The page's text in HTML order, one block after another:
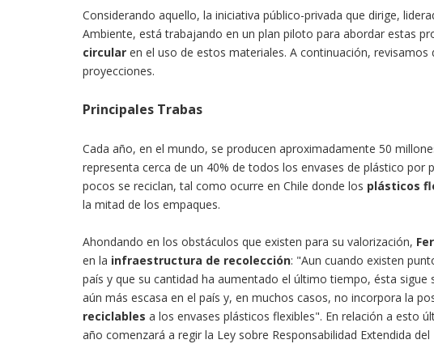
Considerando aquello, la iniciativa público-privada que dirige,
Ambiente, está trabajando en un plan piloto para abordar estas
circular en el uso de estos materiales. A continuación,
proyecciones.
Principales Trabas
Cada año, en el mundo, se producen aproximadamente 50
representa cerca de un 40% de todos los envases de plástico por
pocos se reciclan, tal como ocurre en Chile donde los plásticos
la mitad de los empaques.
Ahondando en los obstáculos que existen para su valorización,
en la infraestructura de recolección: "Aun cuando existen
país y que su cantidad ha aumentado el último tiempo, ésta sigue
aún más escasa en el país y, en muchos casos, no incorpora la
reciclables a los envases plásticos flexibles". En relación a esto
año comenzará a regir la Ley sobre Responsabilidad Extendida